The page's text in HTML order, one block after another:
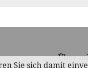
Über
Sie sich damit